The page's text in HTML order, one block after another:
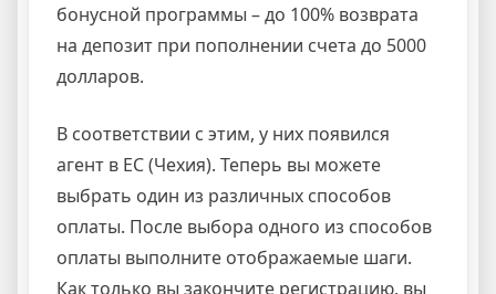
бонусной программы – до 100% возврата
на депозит при пополнении счета до 5000
долларов.
В соответствии с этим, у них появился
агент в ЕС (Чехия). Теперь вы можете
выбрать один из различных способов
оплаты. После выбора одного из способов
оплаты выполните отображаемые шаги.
Как только вы закончите регистрацию, вы